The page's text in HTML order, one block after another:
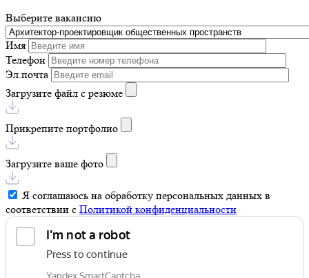
Выберите вакансию
Имя
Телефон
Эл.почта
Загрузите файл с резюме
Прикрепите портфолио
Загрузите ваше фото
Я соглашаюсь на обработку персональных данных в
соответствии с Политикой конфиденциальности